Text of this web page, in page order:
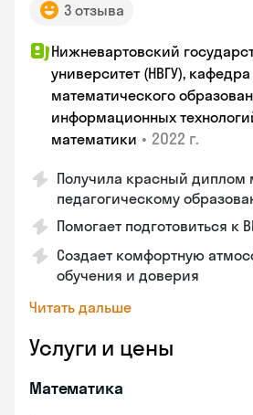
3 отзыва
Нижневартовский
университет (НВГУ),
математического
информационных
математики • 2022 г.
Получила красный диплом
педагогическому
Помогает подготовиться к
Создает комфортную
обучения и доверия
Читать дальше
Услуги и цены
Математика